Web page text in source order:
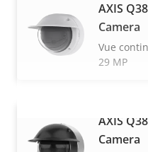
AXIS
Camera
Vue
29 MP
AXIS
Camera